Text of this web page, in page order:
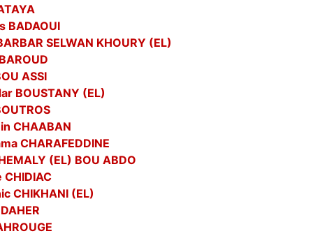
BADAOUI
SELWAN KHOURY (EL)
ASSI
BOUSTANY (EL)
CHAABAN
CHARAFEDDINE
(EL) BOU ABDO
CHIDIAC
CHIKHANI (EL)